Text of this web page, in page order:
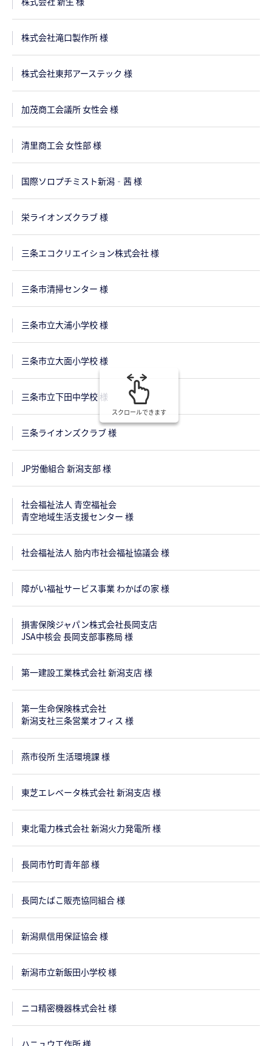
株式会社滝口製作所 様
株式会社東邦アーステック 様
加茂商工会議所 女性会 様
清里商工会 女性部 様
国際ソロプチミスト新潟‐茜 様
栄ライオンズクラブ 様
三条エコクリエイション株式会社 様
三条市清掃センター 様
三条市立大浦小学校 様
三条市立大面小学校 様
三条市立下田中学校 様
三条ライオンズクラブ 様
JP労働組合 新潟支部 様
社会福祉法人 青空福祉会
青空地域生活支援センター 様
社会福祉法人 胎内市社会福祉協議会 様
障がい福祉サービス事業 わかばの家 様
損害保険ジャパン株式会社長岡支店
JSA中核会 長岡支部事務局 様
第一建設工業株式会社 新潟支店 様
第一生命保険株式会社
新潟支社三条営業オフィス 様
燕市役所 生活環境課 様
東芝エレベータ株式会社 新潟支店 様
東北電力株式会社 新潟火力発電所 様
長岡市竹町青年部 様
長岡たばこ販売協同組合 様
新潟県信用保証協会 様
新潟市立新飯田小学校 様
ニコ精密機器株式会社 様
ハニュウ工作所 様
スクロールできます